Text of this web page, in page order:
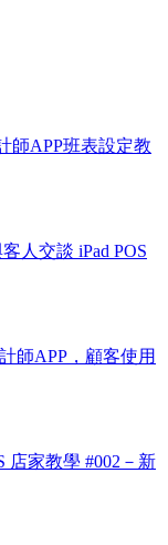
師APP班表設定教
人交談 iPad POS
師APP，顧客使用
店家教學 #002－新